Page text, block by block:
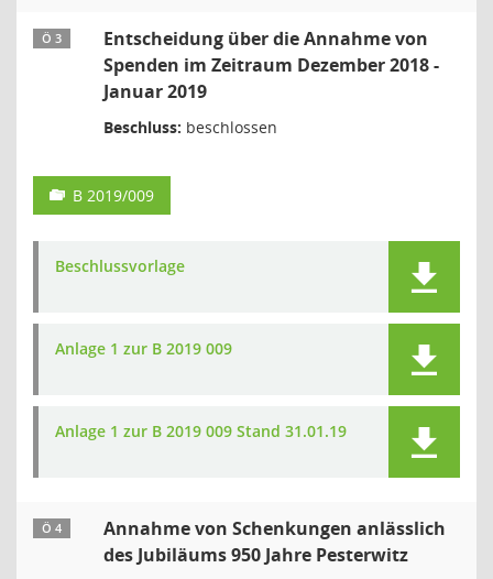
Ö 3
Entscheidung über die Annahme von
Spenden im Zeitraum Dezember 2018 -
Januar 2019
Beschluss: beschlossen
B 2019/009
Beschlussvorlage
Anlage 1 zur B 2019 009
Anlage 1 zur B 2019 009 Stand 31.01.19
Ö 4
Annahme von Schenkungen anlässlich
des Jubiläums 950 Jahre Pesterwitz